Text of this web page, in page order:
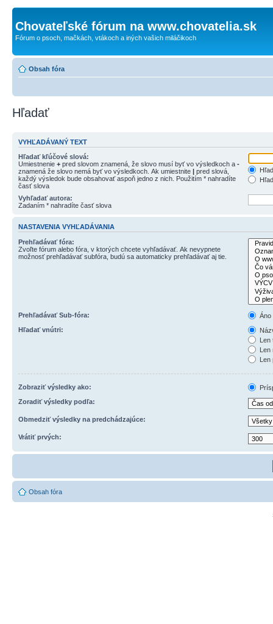
Chovateľské fórum na www.chovatelia.sk
Fórum o psoch, mačkách, vtákoch a iných vašich miláčikoch
Obsah fóra
Hľadať
VYHĽADÁVANÝ TEXT
Hľadať kľúčové slová:
Umiestnenie + pred slovom znamená, že slovo musí byť vo výsledkoch a -
znamená že slovo nemá byť vo výsledkoch. Ak umiestnite | pred slová,
každý výsledok bude obsahovať aspoň jedno z nich. Použitím * nahradíte
časť slova
Vyhľadať autora:
Zadaním * nahradíte časť slova
NASTAVENIA VYHĽADÁVANIA
Prehľadávať fóra:
Zvoľte fórum alebo fóra, v ktorých chcete vyhľadávať. Ak nevypnete
možnosť prehľadávať subfóra, budú sa automaticky prehľadávať aj tie.
Prehľadávať Sub-fóra:
Áno
Hľadať vnútri:
Len
Len
Len
Zobraziť výsledky ako:
Zoradiť výsledky podľa:
Obmedziť výsledky na predchádzajúce:
Vrátiť prvých:
Obsah fóra